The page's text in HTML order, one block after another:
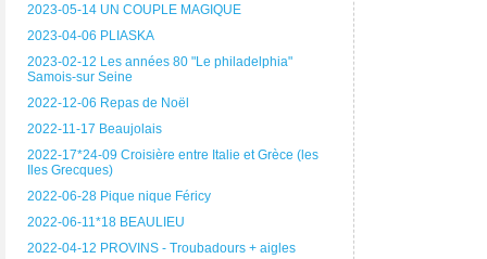
2023-05-14 UN COUPLE MAGIQUE
2023-04-06 PLIASKA
2023-02-12 Les années 80 "Le philadelphia"
Samois-sur Seine
2022-12-06 Repas de Noël
2022-11-17 Beaujolais
2022-17*24-09 Croisière entre Italie et Grèce (les
Iles Grecques)
2022-06-28 Pique nique Féricy
2022-06-11*18 BEAULIEU
2022-04-12 PROVINS - Troubadours + aigles